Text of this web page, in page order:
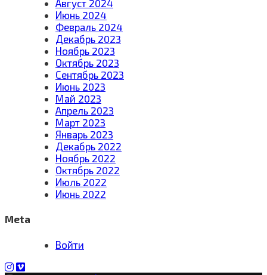
Август 2024
Июнь 2024
Февраль 2024
Декабрь 2023
Ноябрь 2023
Октябрь 2023
Сентябрь 2023
Июнь 2023
Май 2023
Апрель 2023
Март 2023
Январь 2023
Декабрь 2022
Ноябрь 2022
Октябрь 2022
Июль 2022
Июнь 2022
Meta
Войти